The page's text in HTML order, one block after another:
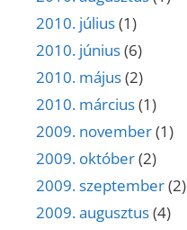
2010. július(1)
2010. június(6)
2010. május(2)
2010. március(1)
2009. november(1)
2009. október(2)
2009. szeptember(2)
2009. augusztus(4)